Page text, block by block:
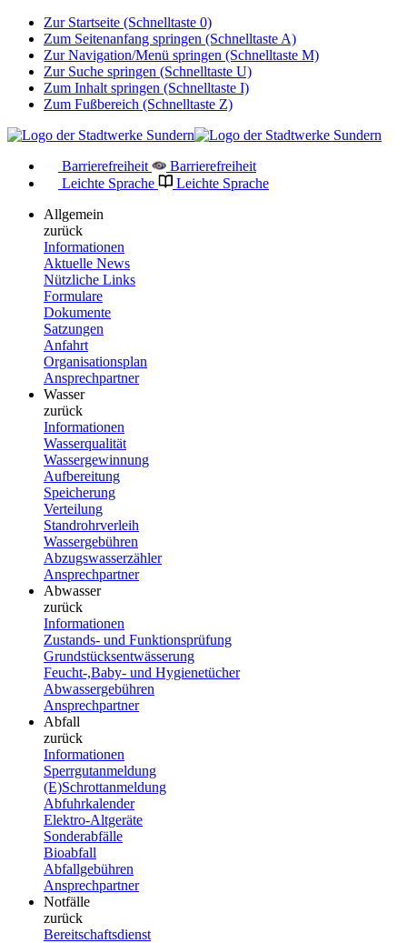
Zur Startseite (Schnelltaste 0)
Zum Seitenanfang springen (Schnelltaste A)
Zur Navigation/Menü springen (Schnelltaste M)
Zur Suche springen (Schnelltaste U)
Zum Inhalt springen (Schnelltaste I)
Zum Fußbereich (Schnelltaste Z)
Barrierefreiheit
Barrierefreiheit
Leichte Sprache
Leichte Sprache
Allgemein
zurück
Informationen
Aktuelle News
Nützliche Links
Formulare
Dokumente
Satzungen
Anfahrt
Organisationsplan
Ansprechpartner
Wasser
zurück
Informationen
Wasserqualität
Wassergewinnung
Aufbereitung
Speicherung
Verteilung
Standrohrverleih
Wassergebühren
Abzugswasserzähler
Ansprechpartner
Abwasser
zurück
Informationen
Zustands- und Funktionsprüfung
Grundstücksentwässerung
Feucht-,Baby- und Hygienetücher
Abwassergebühren
Ansprechpartner
Abfall
zurück
Informationen
Sperrgutanmeldung
(E)Schrottanmeldung
Abfuhrkalender
Elektro-Altgeräte
Sonderabfälle
Bioabfall
Abfallgebühren
Ansprechpartner
Notfälle
zurück
Bereitschaftsdienst